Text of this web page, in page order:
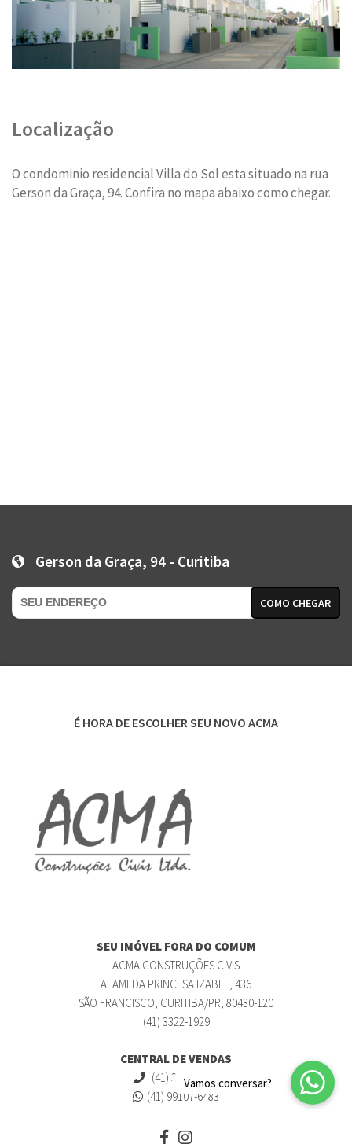
Localização
O condominio residencial Villa do Sol esta situado na rua
Gerson da Graça, 94. Confira no mapa abaixo como chegar.
Gerson da Graça, 94 - Curitiba
COMO CHEGAR
É HORA DE ESCOLHER SEU NOVO ACMA
SEU IMÓVEL FORA DO COMUM
ACMA CONSTRUÇÕES CIVIS
ALAMEDA PRINCESA IZABEL, 436
SÃO FRANCISCO, CURITIBA/PR, 80430-120
(41) 3322-1929
CENTRAL DE VENDAS
(41) 3322-1929
(41) 99107-6483